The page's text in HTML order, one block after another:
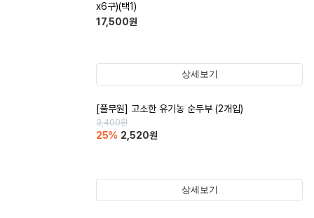
x6구)(택1)
17,500원
상세보기
[풀무원] 고소한 유기농 순두부 (2개입)
3,400원
25% 2,520원
상세보기